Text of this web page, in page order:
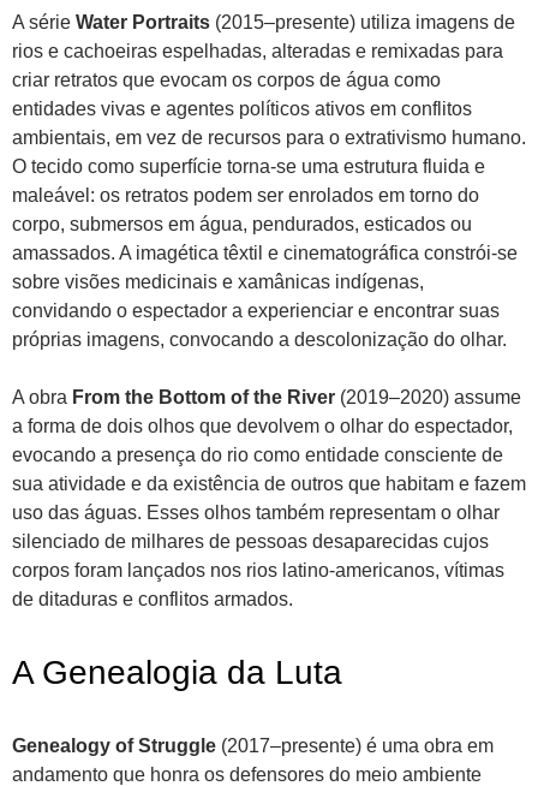
A série Water Portraits (2015–presente) utiliza imagens de
rios e cachoeiras espelhadas, alteradas e remixadas para
criar retratos que evocam os corpos de água como
entidades vivas e agentes políticos ativos em conflitos
ambientais, em vez de recursos para o extrativismo humano.
O tecido como superfície torna-se uma estrutura fluida e
maleável: os retratos podem ser enrolados em torno do
corpo, submersos em água, pendurados, esticados ou
amassados. A imagética têxtil e cinematográfica constrói-se
sobre visões medicinais e xamânicas indígenas,
convidando o espectador a experienciar e encontrar suas
próprias imagens, convocando a descolonização do olhar.
A obra From the Bottom of the River (2019–2020) assume
a forma de dois olhos que devolvem o olhar do espectador,
evocando a presença do rio como entidade consciente de
sua atividade e da existência de outros que habitam e fazem
uso das águas. Esses olhos também representam o olhar
silenciado de milhares de pessoas desaparecidas cujos
corpos foram lançados nos rios latino-americanos, vítimas
de ditaduras e conflitos armados.
A Genealogia da Luta
Genealogy of Struggle (2017–presente) é uma obra em
andamento que honra os defensores do meio ambiente